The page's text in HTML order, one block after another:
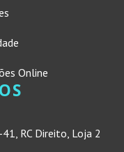
Online
RC Direito, Loja 2